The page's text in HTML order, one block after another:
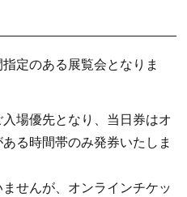
定のある展覧会となりま
場優先となり、当日券はオ
る時間帯のみ発券いたしま
せんが、オンラインチケッ